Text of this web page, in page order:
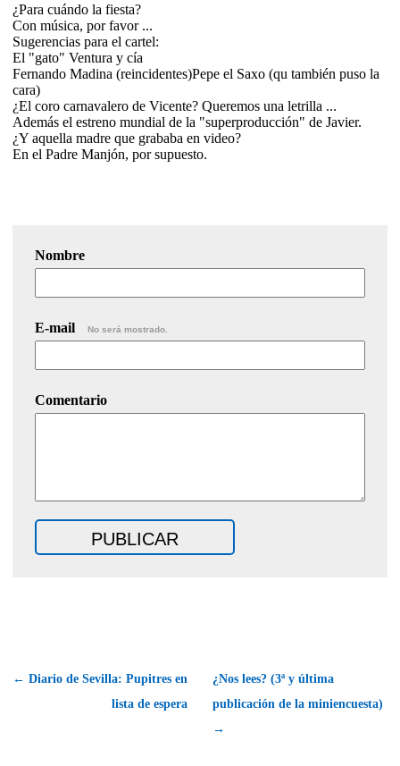
¿Para cuándo la fiesta?
Con música, por favor ...
Sugerencias para el cartel:
El "gato" Ventura y cía
Fernando Madina (reincidentes)Pepe el Saxo (qu también puso la
cara)
¿El coro carnavalero de Vicente? Queremos una letrilla ...
Además el estreno mundial de la "superproducción" de Javier.
¿Y aquella madre que grababa en video?
En el Padre Manjón, por supuesto.
Nombre
E-mail No será mostrado.
Comentario
← Diario de Sevilla: Pupitres en
lista de espera
¿Nos lees? (3ª y última
publicación de la miniencuesta)
→